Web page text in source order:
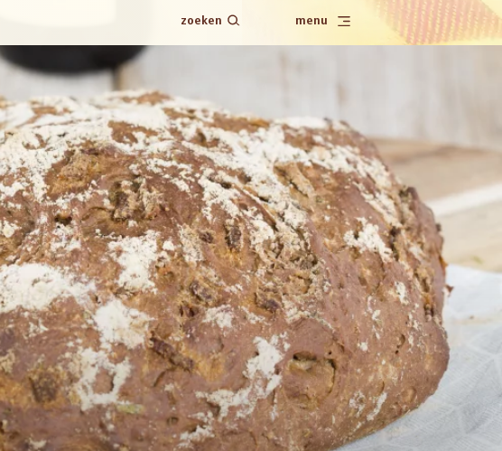
zoeken menu